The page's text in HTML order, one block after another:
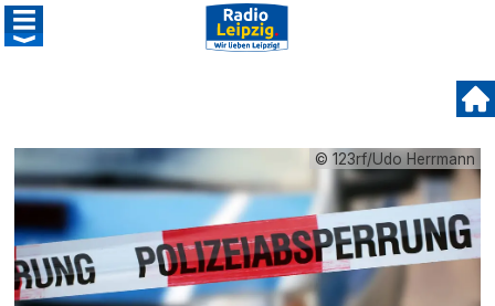
© 123rf/Udo Herrmann